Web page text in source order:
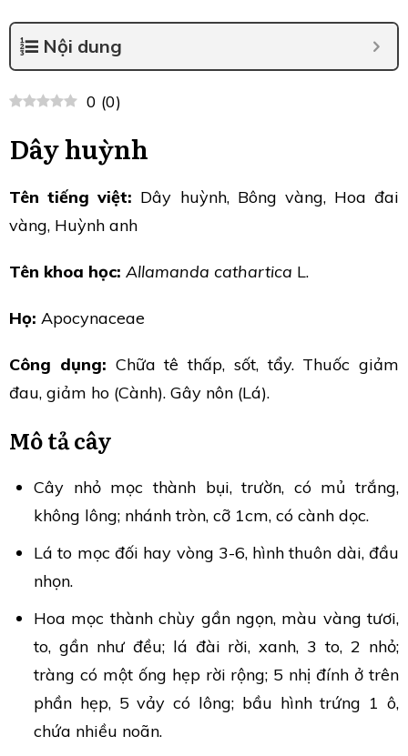
Nội dung
0 (0)
Dây huỳnh
Tên tiếng việt: Dây huỳnh, Bông vàng, Hoa đai
vàng, Huỳnh anh
Tên khoa học: Allamanda cathartica L.
Họ: Apocynaceae
Công dụng: Chữa tê thấp, sốt, tẩy. Thuốc giảm
đau, giảm ho (Cành). Gây nôn (Lá).
Mô tả cây
Cây nhỏ mọc thành bụi, trườn, có mủ trắng,
không lông; nhánh tròn, cỡ 1cm, có cành dọc.
Lá to mọc đối hay vòng 3-6, hình thuôn dài, đầu
nhọn.
Hoa mọc thành chùy gần ngọn, màu vàng tươi,
to, gần như đều; lá đài rời, xanh, 3 to, 2 nhỏ;
tràng có một ống hẹp rời rộng; 5 nhị đính ở trên
phần hẹp, 5 vảy có lông; bầu hình trứng 1 ô,
chứa nhiều noãn.